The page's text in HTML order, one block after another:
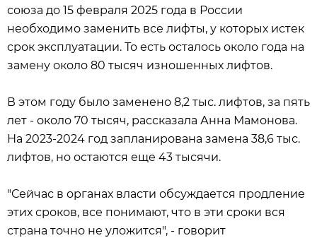
союза до 15 февраля 2025 года в России
необходимо заменить все лифты, у которых истек
срок эксплуатации. То есть осталось около года на
замену около 80 тысяч изношенных лифтов.
В этом году было заменено 8,2 тыс. лифтов, за пять
лет - около 70 тысяч, рассказала Анна Мамонова.
На 2023-2024 год запланирована замена 38,6 тыс.
лифтов, но остаются еще 43 тысячи.
"Сейчас в органах власти обсуждается продление
этих сроков, все понимают, что в эти сроки вся
страна точно не уложится", - говорит